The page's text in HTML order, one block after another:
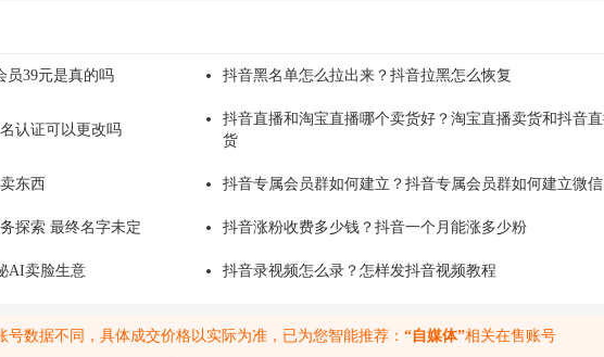
员39元是真的吗 抖音黑名单怎么拉出来？抖音拉黑怎么恢复
认证可以更改吗
抖音直播和淘宝直播哪个卖货好？淘宝直播卖货和抖音
货
东西 抖音专属会员群如何建立？抖音专属会员群如何建立微信
探索 最终名字未定 抖音涨粉收费多少钱？抖音一个月能涨多少粉
AI卖脸生意 抖音录视频怎么录？怎样发抖音视频教程
号数据不同，具体成交价格以实际为准，已为您智能推荐： “自媒体”相关在售账号